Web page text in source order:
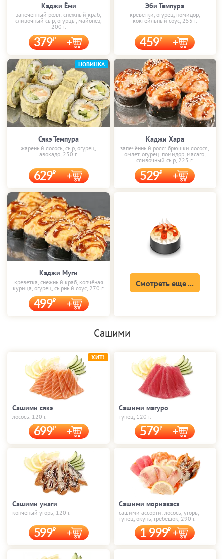
Каджи Ёми
запечённый ролл: снежный краб,
сливочный сыр, огурцы, майонез,
200 г.
379
Эби Темпура
креветки, огурец, помидор,
коктейльный соус, 255 г.
459
Сякэ Темпура
жареный лосось, сыр, огурец,
авокадо, 250 г.
629
НОВИНКА
Каджи Хара
запечённый ролл: брюшки лосося,
омлет, огурец, помидор, масаго,
сливочный сыр, 225 г.
529
Каджи Муги
креветка, снежный краб, копчёная
курица, огурец, сырный соус, 270 г.
499
Смотреть еще ...
Сашими
Сашими сякэ
лосось, 120 г.
699
ХИТ!
Сашими магуро
тунец, 120 г.
579
Сашими унаги
копчёный угорь, 120 г.
599
Сашими мориавасэ
сашими ассорти: лосось, угорь,
тунец, окунь, гребешок, 290 г.
1 999